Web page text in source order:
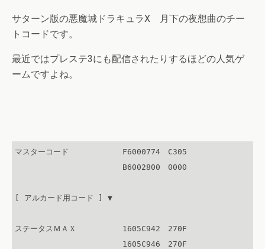
サターン版の悪魔城ドラキュラX 月下の夜想曲のチー
トコードです。
最近ではプレステ3にも配信されたりするほどの人気ゲ
ームですよね。
マスターコード　　　　　　　F6000774　C305
B6002800　0000
[ アルカード用コード ] ▼
ステータスＭＡＸ　　　　　　1605C942　270F
1605C946　270F